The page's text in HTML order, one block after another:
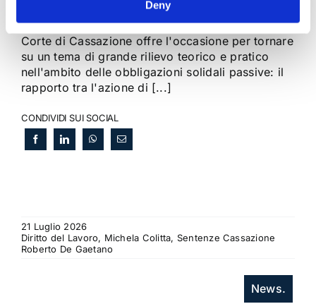
Deny
La sentenza n. 16835 del 29 maggio 2026 della
Corte di Cassazione offre l'occasione per tornare
su un tema di grande rilievo teorico e pratico
nell'ambito delle obbligazioni solidali passive: il
rapporto tra l'azione di [...]
CONDIVIDI SUI SOCIAL
21 Luglio 2026
Diritto del Lavoro, Michela Colitta, Sentenze Cassazione
Roberto De Gaetano
News.